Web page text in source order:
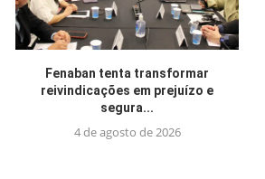
Fenaban tenta transformar
reivindicações em prejuízo e
segura...
4 de agosto de 2026